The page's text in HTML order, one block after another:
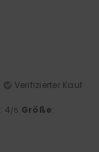
Verifizierter Kauf
: 4/5 Größe: